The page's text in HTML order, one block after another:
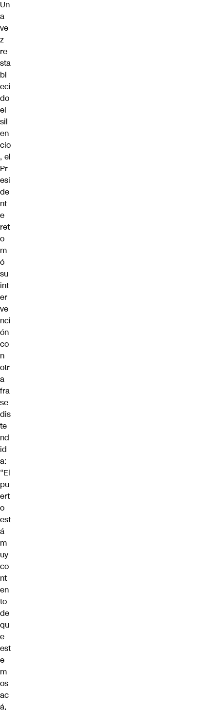
Un
a
ve
z
re
sta
bl
eci
do
el
sil
en
cio
, el
Pr
esi
de
nt
e
ret
o
m
ó
su
int
er
ve
nci
ón
co
n
otr
a
fra
se
dis
te
nd
id
a:
“El
pu
ert
o
est
á
m
uy
co
nt
en
to
de
qu
e
est
e
m
os
ac
á,